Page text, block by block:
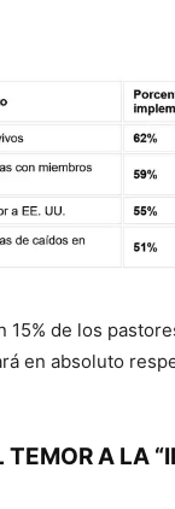
15% de los
en absoluto
TEMOR A LA